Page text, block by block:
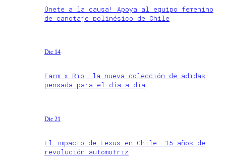
Únete a la causa! Apoya al equipo femenino
de canotaje polinésico de Chile
Dic 14
Farm x Rio, la nueva colección de adidas
pensada para el día a día
Dic 21
El impacto de Lexus en Chile: 15 años de
revolución automotriz